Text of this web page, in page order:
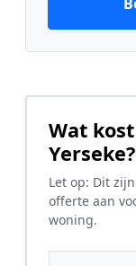
Wat
Let op: Dit
offerte aan
woning.